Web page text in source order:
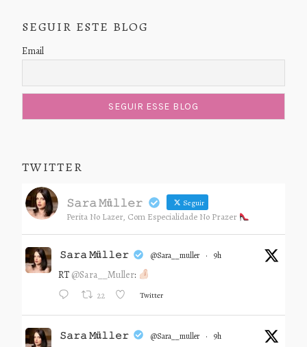
SEGUIR ESTE BLOG
Email
TWITTER
𝚂𝚊𝚛𝚊 𝙼ü𝚕𝚕𝚎𝚛 Seguir
Perita No Lazer, Com Especialidade No Prazer
𝚂𝚊𝚛𝚊 𝙼ü𝚕𝚕𝚎𝚛 @sara__muller · 9h
RT @Sara__Muller:
22 Twitter
𝚂𝚊𝚛𝚊 𝙼ü𝚕𝚕𝚎𝚛 @sara__muller · 9h